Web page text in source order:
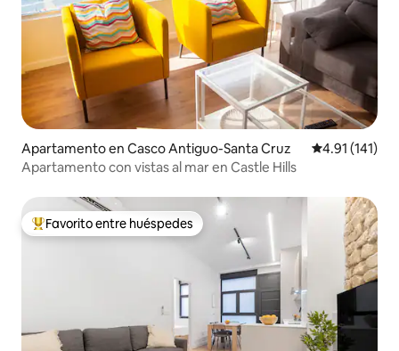
Apartamento en Casco Antiguo-Santa Cruz Calificación
4.91 (141)
Apartamento con vistas al mar en Castle Hills
Favorito entre huéspedes preferido
Favorito entre huéspedes